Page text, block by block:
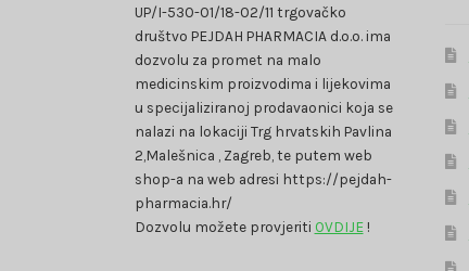
UP/I-530-01/18-02/11 trgovačko
društvo PEJDAH PHARMACIA d.o.o. ima
dozvolu za promet na malo
medicinskim proizvodima i lijekovima
u specijaliziranoj prodavaonici koja se
nalazi na lokaciji Trg hrvatskih Pavlina
2,Malešnica , Zagreb, te putem web
shop-a na web adresi https://pejdah-
pharmacia.hr/
Dozvolu možete provjeriti OVDIJE!